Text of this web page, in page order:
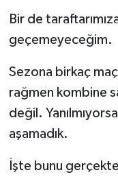
Bir de
geçemeyeceğim.
Sezona birkaç
rağmen kombine
değil.
aşamadık.
İşte bunu